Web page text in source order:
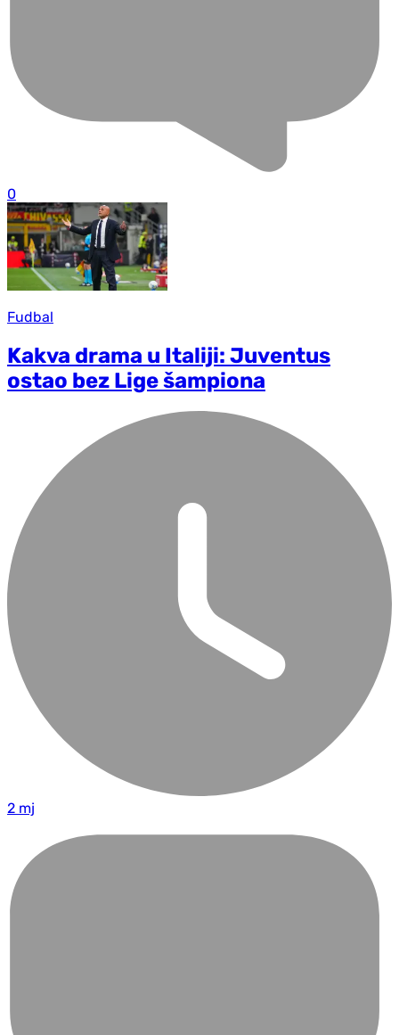
0
Fudbal
Kakva drama u Italiji: Juventus
ostao bez Lige šampiona
2 mj